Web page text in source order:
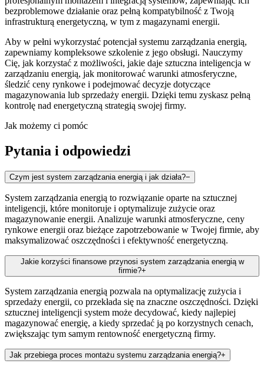
bezproblemowe działanie oraz pełną kompatybilność z Twoją
infrastrukturą energetyczną, w tym z magazynami energii.
Aby w pełni wykorzystać potencjał systemu zarządzania energią,
zapewniamy kompleksowe szkolenie z jego obsługi. Nauczymy
Cię, jak korzystać z możliwości, jakie daje sztuczna inteligencja w
zarządzaniu energią, jak monitorować warunki atmosferyczne,
śledzić ceny rynkowe i podejmować decyzje dotyczące
magazynowania lub sprzedaży energii. Dzięki temu zyskasz pełną
kontrolę nad energetyczną strategią swojej firmy.
Jak możemy ci pomóc
Pytania i odpowiedzi
Czym jest system zarządzania energią i jak działa?−
System zarządzania energią to rozwiązanie oparte na sztucznej
inteligencji, które monitoruje i optymalizuje zużycie oraz
magazynowanie energii. Analizuje warunki atmosferyczne, ceny
rynkowe energii oraz bieżące zapotrzebowanie w Twojej firmie, aby
maksymalizować oszczędności i efektywność energetyczną.
Jakie korzyści finansowe przynosi system zarządzania energią w
firmie?+
System zarządzania energią pozwala na optymalizację zużycia i
sprzedaży energii, co przekłada się na znaczne oszczędności. Dzięki
sztucznej inteligencji system może decydować, kiedy najlepiej
magazynować energię, a kiedy sprzedać ją po korzystnych cenach,
zwiększając tym samym rentowność energetyczną firmy.
Jak przebiega proces montażu systemu zarządzania energią?+